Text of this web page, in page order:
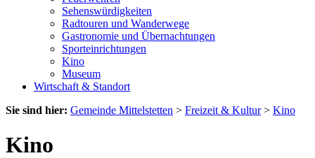
Sehenswürdigkeiten
Radtouren und Wanderwege
Gastronomie und Übernachtungen
Sporteinrichtungen
Kino
Museum
Wirtschaft & Standort
Sie sind hier: Gemeinde Mittelstetten > Freizeit & Kultur> Kino
Kino